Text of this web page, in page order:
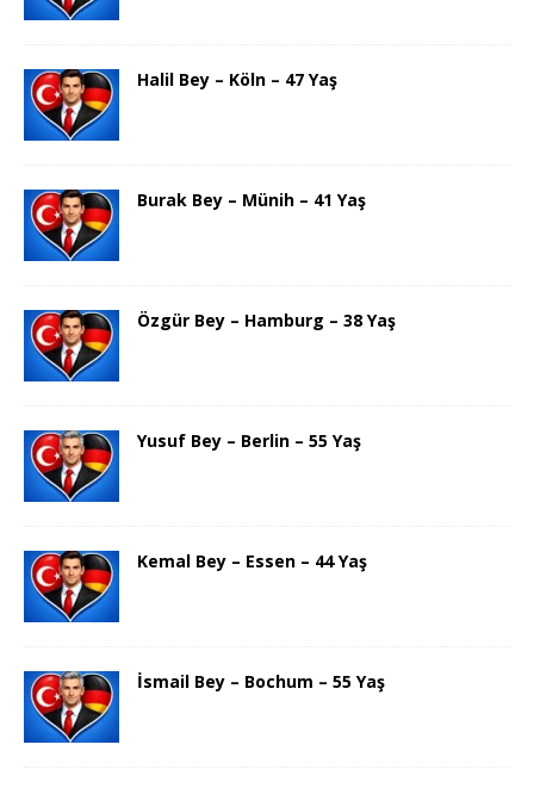
Halil Bey – Köln – 47 Yaş
Burak Bey – Münih – 41 Yaş
Özgür Bey – Hamburg – 38 Yaş
Yusuf Bey – Berlin – 55 Yaş
Kemal Bey – Essen – 44 Yaş
İsmail Bey – Bochum – 55 Yaş